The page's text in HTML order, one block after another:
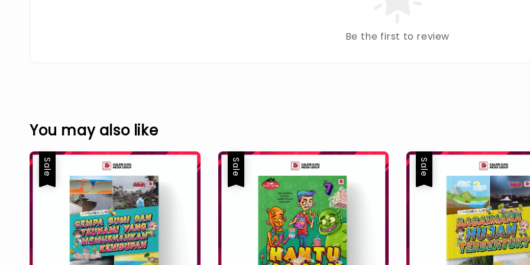
Be the first to review
You may also like
Sale
Sale Sale